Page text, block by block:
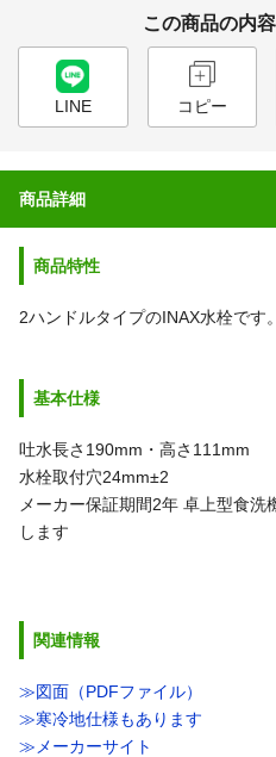
この商品の内
LINE コピー
商品詳細
商品特性
2ハンドルタイプのINAX水栓です。
基本仕様
吐水長さ190mm・高さ111mm
水栓取付穴24mm±2
メーカー保証期間2年 卓上型食洗
します
関連情報
≫図面（PDFファイル）
≫寒冷地仕様もあります
≫メーカーサイト